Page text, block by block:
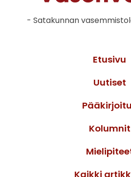
- Satakunnan
Etusivu
Uutiset
Kolumnit
Kaikki